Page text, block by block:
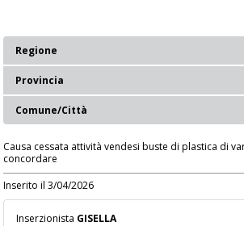
Regione
Provincia
Comune/Città
Causa cessata attività vendesi buste di plastica di
concordare
Inserito il 3/04/2026
Inserzionista GISELLA